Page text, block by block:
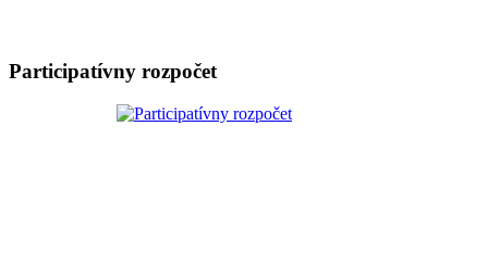
Participatívny rozpočet